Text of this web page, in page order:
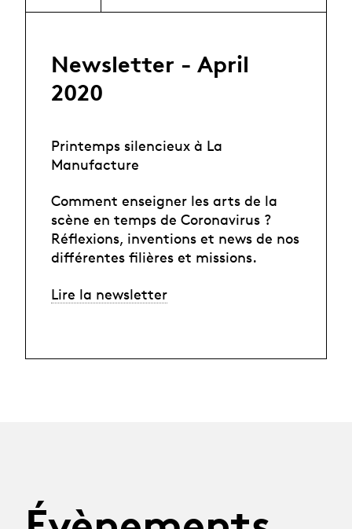
Newsletter - April
2020
Printemps silencieux à La
Manufacture
Comment enseigner les arts de la
scène en temps de Coronavirus ?
Réflexions, inventions et news de nos
différentes filières et missions.
Lire la newsletter